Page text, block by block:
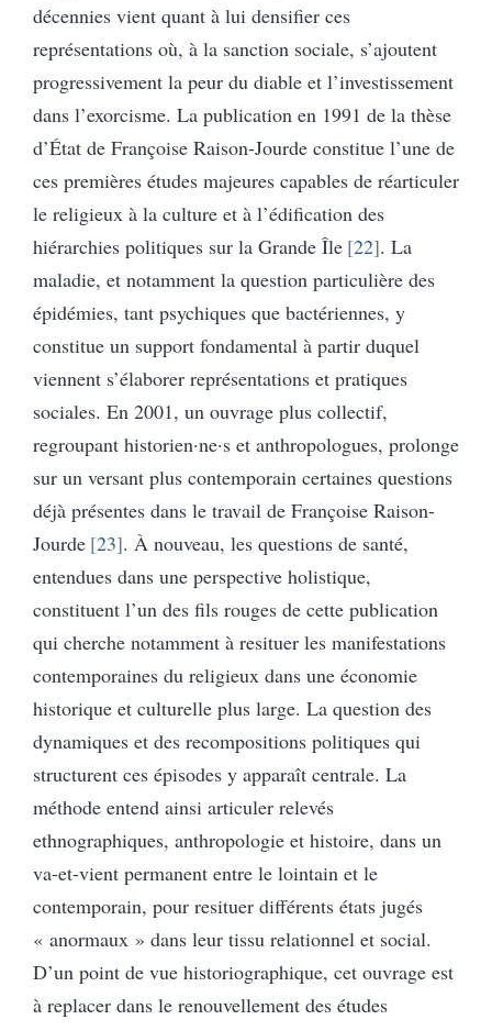
décennies vient quant à lui densifier ces
représentations où, à la sanction sociale, s’ajoutent
progressivement la peur du diable et l’investissement
dans l’exorcisme. La publication en 1991 de la thèse
d’État de Françoise Raison-Jourde constitue l’une de
ces premières études majeures capables de réarticuler
le religieux à la culture et à l’édification des
hiérarchies politiques sur la Grande Île 22 . La
maladie, et notamment la question particulière des
épidémies, tant psychiques que bactériennes, y
constitue un support fondamental à partir duquel
viennent s’élaborer représentations et pratiques
sociales. En 2001, un ouvrage plus collectif,
regroupant historien·ne·s et anthropologues, prolonge
sur un versant plus contemporain certaines questions
déjà présentes dans le travail de Françoise Raison-
Jourde 23 . À nouveau, les questions de santé,
entendues dans une perspective holistique,
constituent l’un des fils rouges de cette publication
qui cherche notamment à resituer les manifestations
contemporaines du religieux dans une économie
historique et culturelle plus large. La question des
dynamiques et des recompositions politiques qui
structurent ces épisodes y apparaît centrale. La
méthode entend ainsi articuler relevés
ethnographiques, anthropologie et histoire, dans un
va-et-vient permanent entre le lointain et le
contemporain, pour resituer différents états jugés
« anormaux » dans leur tissu relationnel et social.
D’un point de vue historiographique, cet ouvrage est
à replacer dans le renouvellement des études